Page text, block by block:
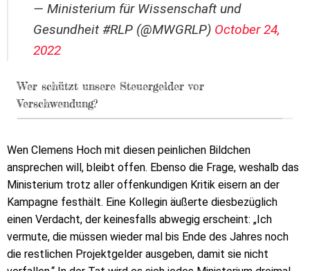
— Ministerium für Wissenschaft und
Gesundheit #RLP (@MWGRLP) October 24,
2022
Wer schützt unsere Steuergelder vor
Verschwendung?
Wen Clemens Hoch mit diesen peinlichen Bildchen
ansprechen will, bleibt offen. Ebenso die Frage, weshalb das
Ministerium trotz aller offenkundigen Kritik eisern an der
Kampagne festhält. Eine Kollegin äußerte diesbezüglich
einen Verdacht, der keinesfalls abwegig erscheint: „Ich
vermute, die müssen wieder mal bis Ende des Jahres noch
die restlichen Projektgelder ausgeben, damit sie nicht